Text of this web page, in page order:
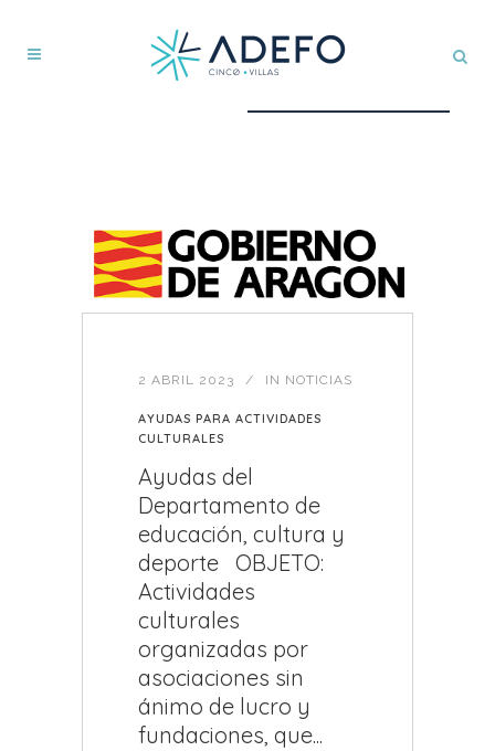
2 ABRIL 2023 IN NOTICIAS
AYUDAS PARA ACTIVIDADES
CULTURALES
Ayudas del
Departamento de
educación, cultura y
deporte OBJETO:
Actividades
culturales
organizadas por
asociaciones sin
ánimo de lucro y
fundaciones, que...